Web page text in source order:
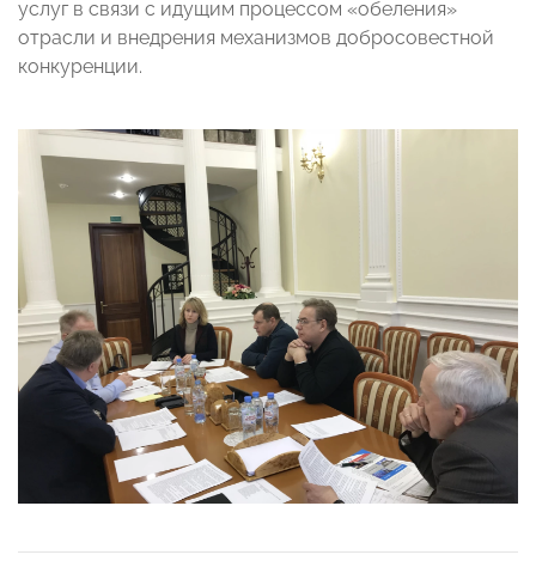
услуг в связи с идущим процессом «обеления»
отрасли и внедрения механизмов добросовестной
конкуренции.